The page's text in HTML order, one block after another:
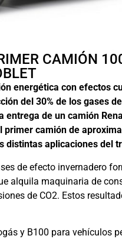
CAMIÓN
energética con efectos
del 30% de los gases
de un camión
camión de
distintas aplicaciones del
de efecto invernadero
alquila maquinaria de
de CO2. Estos
y B100 para vehículos